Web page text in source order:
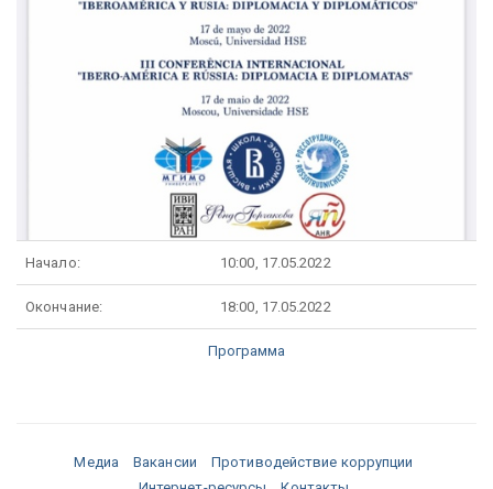
Начало: 10:00, 17.05.2022
Окончание: 18:00, 17.05.2022
Программа
Медиа Вакансии
Противодействие коррупции